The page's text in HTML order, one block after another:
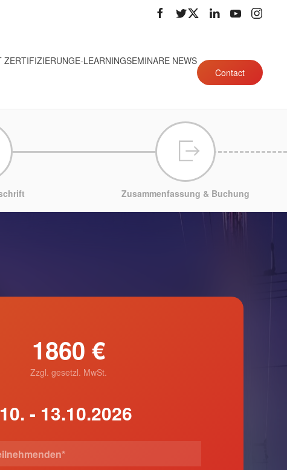
ZERTIFIZIERUNGE-LEARNINGSEMINARE NEWS
Contact
Zusammenfassung & Buchung
1860 €
Zzgl. gesetzl. MwSt.